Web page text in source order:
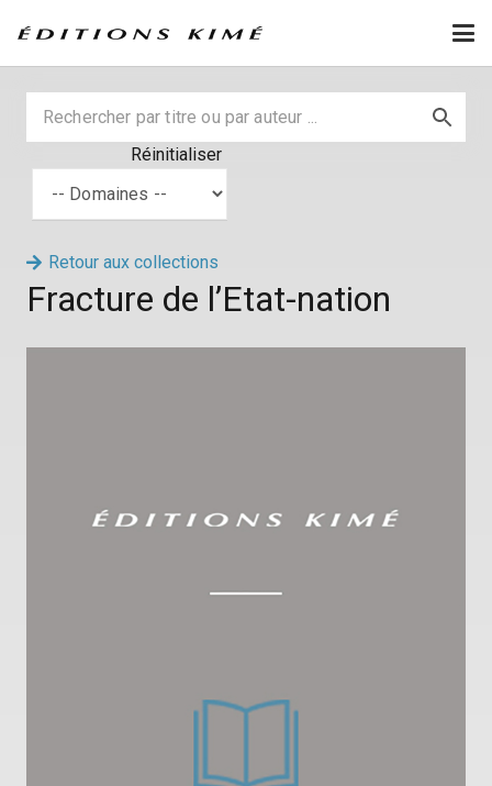
Réinitialiser
Retour aux collections
Fracture de l’Etat-nation